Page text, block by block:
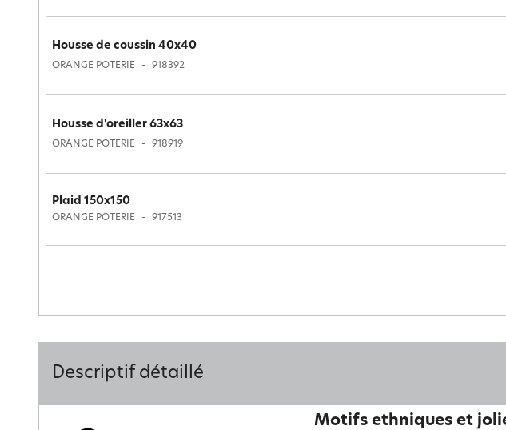
Housse de coussin 40x40
ORANGE POTERIE 918392
Housse d'oreiller 63x63
ORANGE POTERIE 918919
Plaid 150x150
ORANGE POTERIE 917513
Descriptif détaillé
Motifs ethniques et